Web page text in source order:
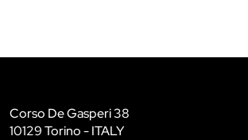
Corso De Gasperi 38
10129 Torino - ITALY